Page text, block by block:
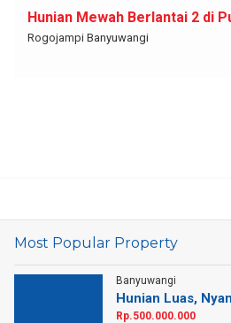
Hunian Mewah Berlantai 2 di
Rogojampi Banyuwangi
Most Popular Property
Banyuwangi
Hunian Luas,
Rp.500.000.000